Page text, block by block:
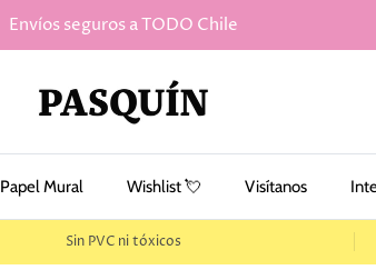
Envíos seguros a TODO Chile
Papel Mural Wishlist 💘 Visítanos
Sin PVC ni tóxicos